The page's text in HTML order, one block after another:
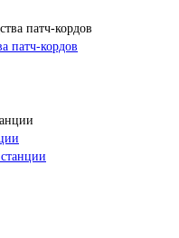
патч-кордов